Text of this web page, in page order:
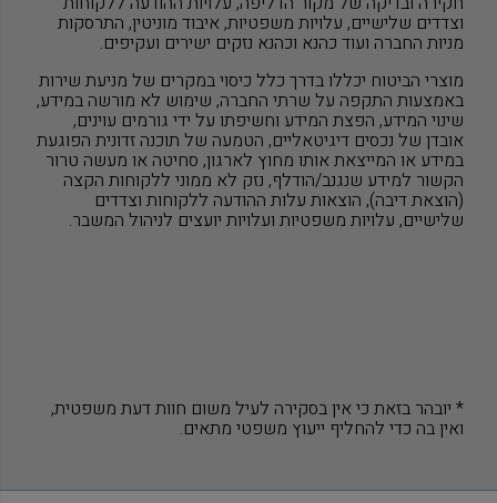
וצדדים שלישיים, עלויות משפטיות, איבוד מוניטין, התרסקות
מניות החברה ועוד כהנא וכהנא נזקים ישירים ועקיפים.
מוצרי הביטוח יכללו בדרך כלל כיסוי במקרים של מניעת שירות
באמצעות התקפה על שרתי החברה, שימוש לא מורשה במידע,
שינוי המידע, הפצת המידע וחשיפתו על ידי גורמים עוינים,
אובדן של נכסים דיגיטאליים, הטמעה של תוכנה זדונית הפוגעת
במידע או המייצאת אותו מחוץ לארגון, סחיטה או מעשה טרור
הקשור למידע שנגנב/הודלף, נזק לא ממוני ללקוחות הקצה
(הוצאת דיבה), הוצאות עלות ההודעה ללקוחות וצדדים
שלישיים, עלויות משפטיות ועלויות יועצים לניהול המשבר.
* יובהר בזאת כי אין בסקירה לעיל משום חוות דעת משפטית,
ואין בה כדי להחליף ייעוץ משפטי מתאים.